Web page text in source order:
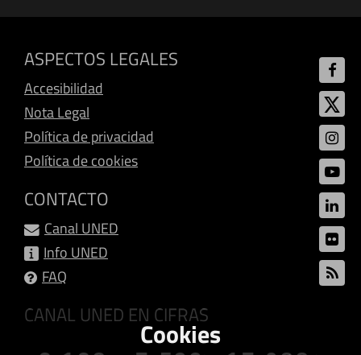
ASPECTOS LEGALES
Accesibilidad
Nota Legal
Política de privacidad
Política de cookies
CONTACTO
Canal UNED
Info UNED
FAQ
CANAL UNED EN CIFRAS
Cookies